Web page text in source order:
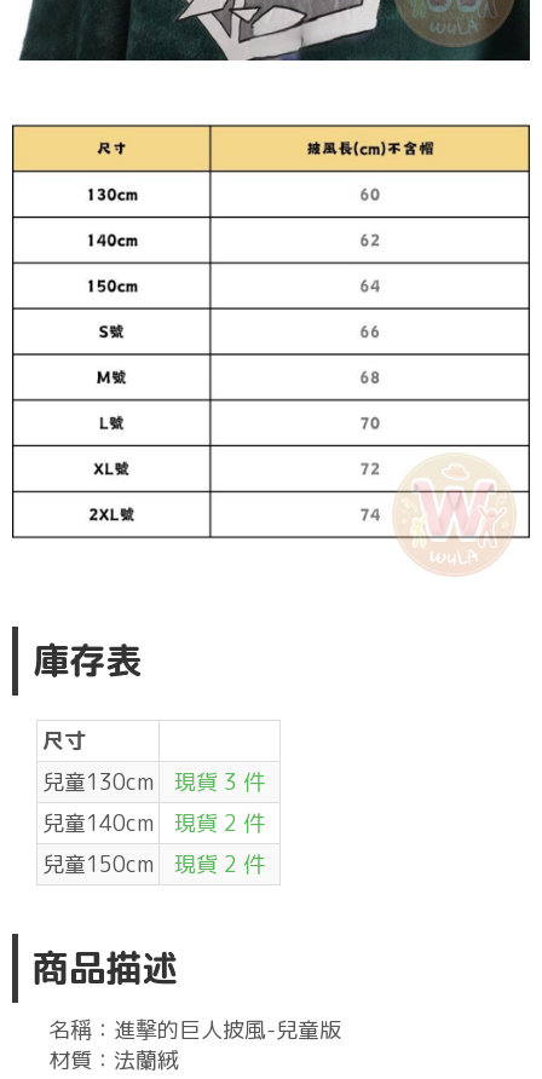
庫存表
尺寸
兒童130cm
現貨 3 件
兒童140cm
現貨 2 件
兒童150cm
現貨 2 件
商品描述
名稱：進擊的巨人披風-兒童版
材質：法蘭絨